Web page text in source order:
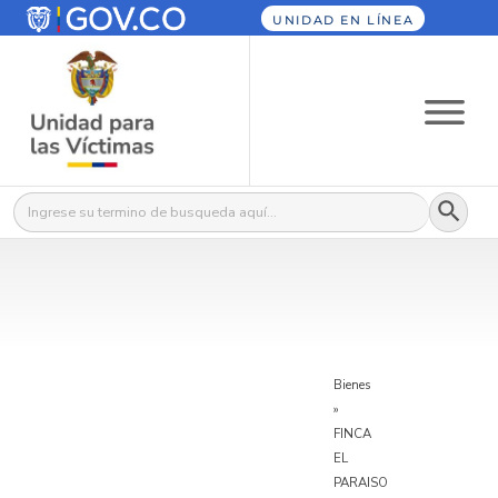
UNIDAD EN LÍNEA
Buscar: Botón
Bienes
»
FINCA
EL
PARAISO